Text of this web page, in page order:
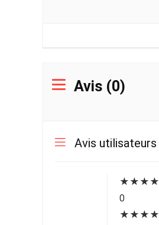
Avis (0)
Avis utilisateurs
★ ★ ★ ★
0
★ ★ ★ ★